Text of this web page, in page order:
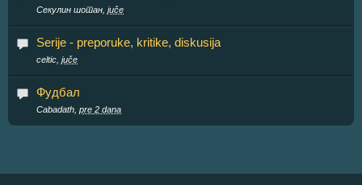
Секулин шотан, juče
Serije - preporuke, kritike, diskusija
celtic, juče
Фудбал
Cabadath, pre 2 dana